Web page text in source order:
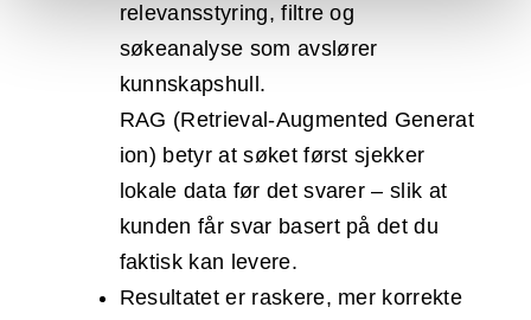
relevansstyring, filtre og
søkeanalyse som avslører
kunnskapshull.
RAG (Retrieval‑Augmented Generat
ion) betyr at søket først sjekker
lokale data før det svarer – slik at
kunden får svar basert på det du
faktisk kan levere.
Resultatet er raskere, mer korrekte